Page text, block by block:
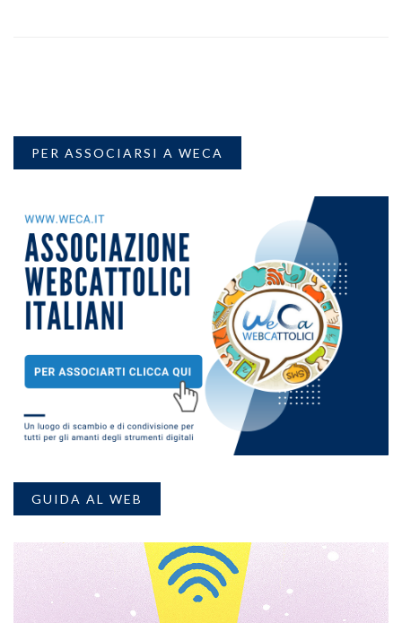
PER ASSOCIARSI A WECA
GUIDA AL WEB